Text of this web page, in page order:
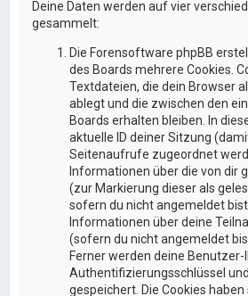
Deine Daten werden auf vier
gesammelt:
Die Forensoftware phpBB
des Boards mehrere Cookies.
Textdateien, die dein Browser
ablegt und die zwischen den
Boards erhalten bleiben. In
aktuelle ID deiner Sitzung
Seitenaufrufe zugeordnet
Informationen über die von dir
(zur Markierung dieser als
sofern du nicht angemeldet
Informationen über deine
(sofern du nicht angemeldet
Ferner werden deine Benutzer-
Authentifizierungsschlüssel
gespeichert. Die Cookies